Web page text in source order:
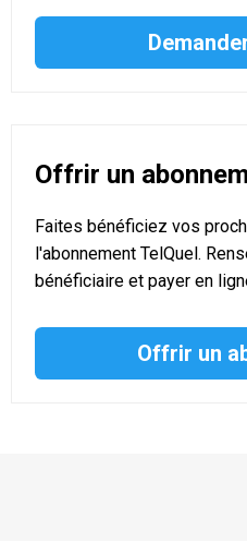
Offrir un
Faites bénéficiez vos
l'abonnement TelQuel.
bénéficiaire et payer en
Offrir un